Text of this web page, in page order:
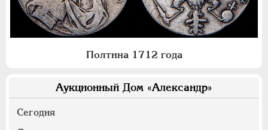
Полтина 1712 года
Аукционный Дом «Александр»
Сегодня